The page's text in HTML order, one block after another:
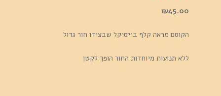
₪45.00
הקוסם מראה קלף בייסיקל שבצידו חור גדול
ללא תנועות מיוחדות החור הופך לקטן